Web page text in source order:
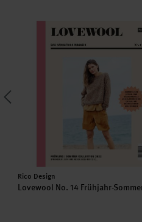
Silk Cute Confetti
Lovewool No. 14 Frühjahr-
Hersteller:
Rico Design
Lovewool No. 14 Frühjahr-